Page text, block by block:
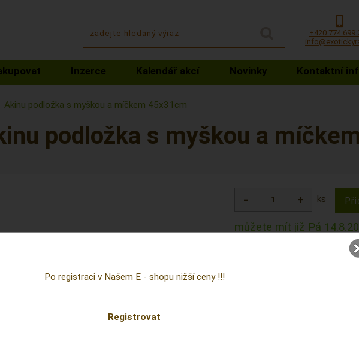
+420 774 699
Inzerce Kalendář akcí Novinky Kontaktní
Akinu podložka s myškou a míčkem 45x31cm
podložka s myškou a
ks
můžete mít již Pá
Po registraci v Našem E - shopu nižší ceny !!!
Registrovat